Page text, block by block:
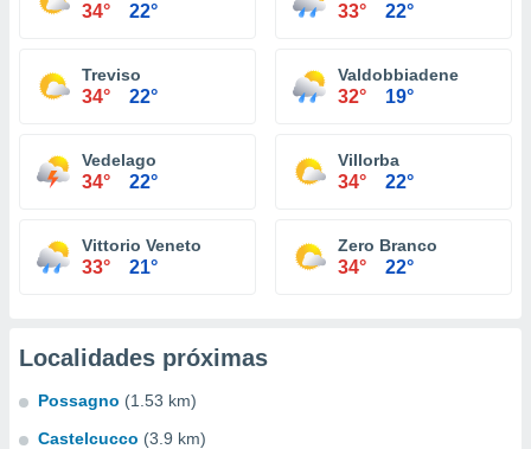
34° 22° 33° 22°
Treviso
34° 22°
Valdobbiadene
32° 19°
Vedelago
34° 22°
Villorba
34° 22°
Vittorio Veneto
33° 21°
Zero Branco
34° 22°
Localidades próximas
Possagno (1.53 km)
Castelcucco (3.9 km)